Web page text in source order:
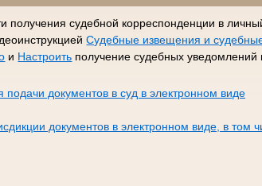
судебной корреспонденции в
Судебные извещения и
и Настроить получение судебных уведомлений
документов в суд в электронном виде
документов в электронном виде, в том